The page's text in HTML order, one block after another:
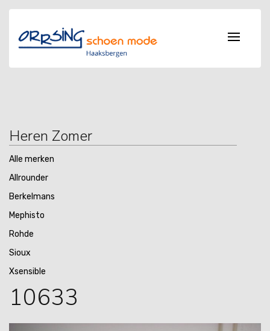
Heren Zomer
Alle merken
Allrounder
Berkelmans
Mephisto
Rohde
Sioux
Xsensible
10633